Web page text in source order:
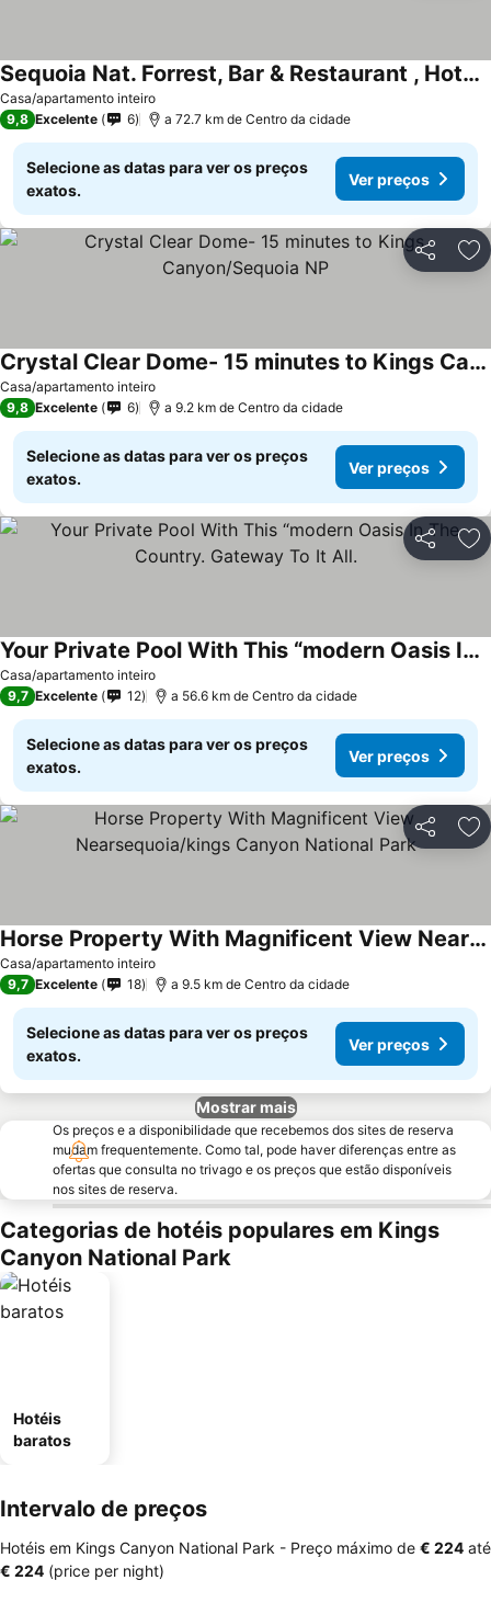
Casa/apartamento inteiro
Sequoia Nat. Forrest, Bar & Restaurant , Hotel, Store.nlocated On 4 Acres Wi-fi
Ver preços
9,8 Excelente 6 a 72.7 km de Centro da cidade
Selecione as datas para ver os preços
exatos.
Ver preços
Partilhar
Casa/apartamento inteiro
Crystal Clear Dome- 15 minutes to Kings Canyon/Sequoia NP
Ver preços
9,8 Excelente 6 a 9.2 km de Centro da cidade
Selecione as datas para ver os preços
exatos.
Ver preços
Partilhar
Casa/apartamento inteiro
Your Private Pool With This “modern Oasis In The Country. Gateway To It All.
Ver preços
9,7 Excelente 12 a 56.6 km de Centro da cidade
Selecione as datas para ver os preços
exatos.
Ver preços
Partilhar
Casa/apartamento inteiro
Horse Property With Magnificent View Nearsequoia/kings Canyon National Park
Ver preços
9,7 Excelente 18 a 9.5 km de Centro da cidade
Selecione as datas para ver os preços
exatos.
Ver preços
Mostrar mais
Os preços e a disponibilidade que recebemos dos sites de reserva
mudam frequentemente. Como tal, pode haver diferenças entre as
ofertas que consulta no trivago e os preços que estão disponíveis
nos sites de reserva.
Categorias de hotéis populares em Kings
Canyon National Park
Hotéis
baratos
Intervalo de preços
Hotéis em Kings Canyon National Park - Preço máximo de ‎€ 224 até
‎€ 224 (price per night)